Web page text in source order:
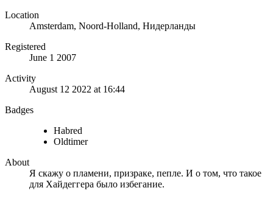
Location
Amsterdam, Noord-Holland, Нидерланды
Registered
June 1 2007
Activity
August 12 2022 at 16:44
Badges
Habred
Oldtimer
About
Я скажу о пламени, призраке, пепле. И о том, что такое
для Хайдеггера было избегание.